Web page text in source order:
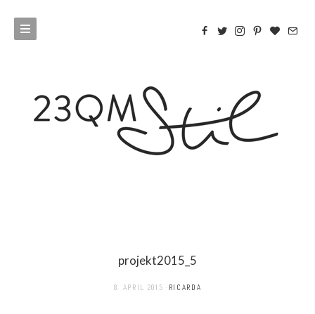
projekt2015_5
8. APRIL 2015 RICARDA